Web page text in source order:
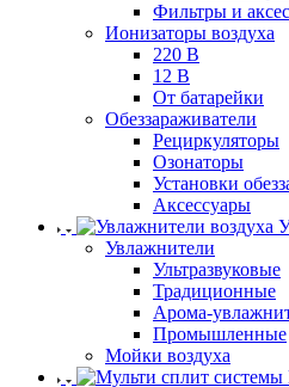
Фильтры и
Ионизаторы воздуха
220 В
12 В
От батарейки
Обеззараживатели
Рециркуляторы
Озонаторы
Установки
Аксессуары
Увлажнители
Ультразвуковые
Традиционные
Арома-
Промышленные
Мойки воздуха